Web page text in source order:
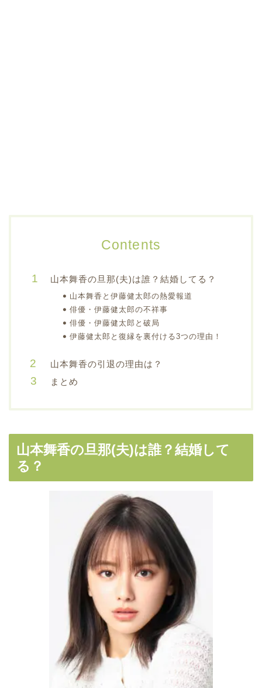
Contents
山本舞香の旦那(夫)は誰？結婚してる？
山本舞香と伊藤健太郎の熱愛報道
俳優・伊藤健太郎の不祥事
俳優・伊藤健太郎と破局
伊藤健太郎と復縁を裏付ける3つの理由！
山本舞香の引退の理由は？
まとめ
山本舞香の旦那(夫)は誰？結婚して
る？